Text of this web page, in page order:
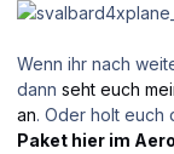
Wenn ihr nach
dann seht euch
an. Oder holt euch
Paket hier im